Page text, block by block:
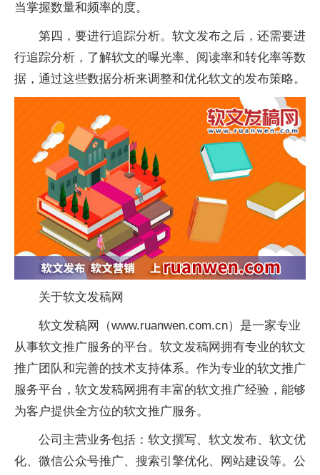
当掌握数量和频率的度。
第四，要进行追踪分析。软文发布之后，还需要进
行追踪分析，了解软文的曝光率、阅读率和转化率等数
据，通过这些数据分析来调整和优化软文的发布策略。
关于软文发稿网
软文发稿网（www.ruanwen.com.cn）是一家专业
从事软文推广服务的平台。软文发稿网拥有专业的软文
推广团队和完善的技术支持体系。作为专业的软文推广
服务平台，软文发稿网拥有丰富的软文推广经验，能够
为客户提供全方位的软文推广服务。
公司主营业务包括：软文撰写、软文发布、软文优
化、微信公众号推广、搜索引擎优化、网站建设等。公